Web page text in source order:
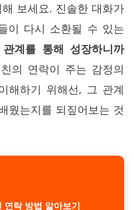
보세요. 진솔한 대화가
이 다시 소환될 수 있는
계를 통해 성장하니까
의 연락이 주는 감정의
해하기 위해선, 그 관계
웠는지를 되짚어보는 것
연락 방법 알아보기